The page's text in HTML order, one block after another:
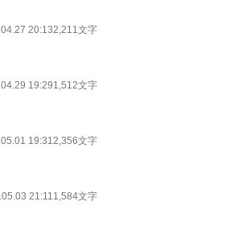
20:132,211文字
19:291,512文字
19:312,356文字
21:111,584文字